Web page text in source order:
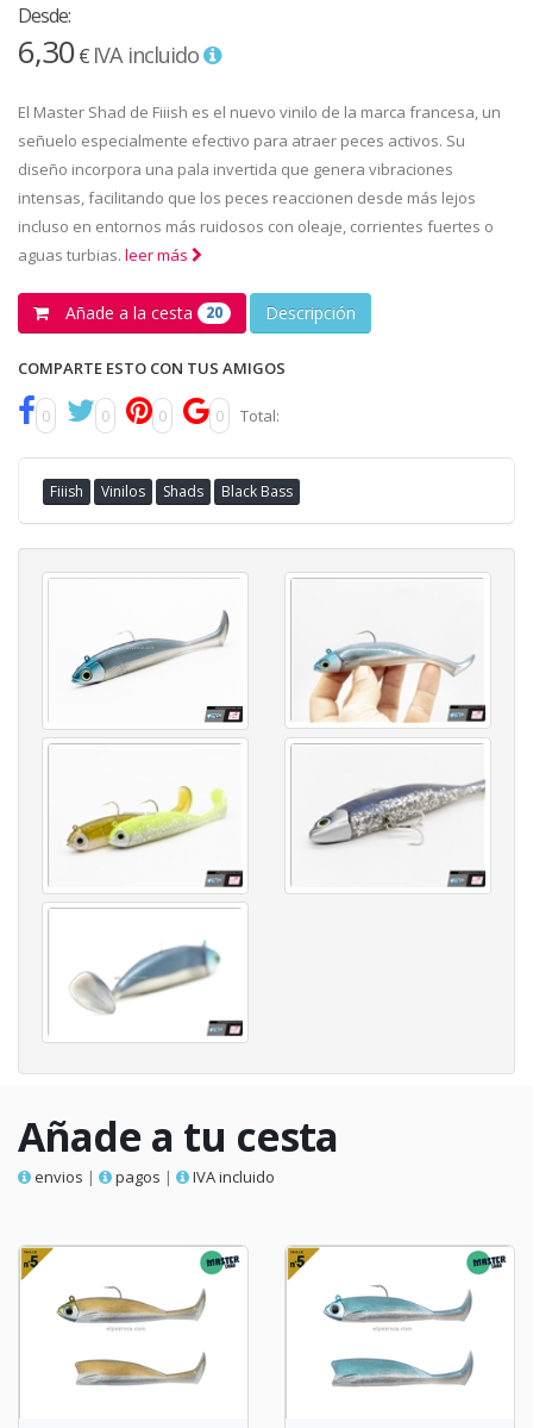
Desde:
6,30€ IVA incluido
El Master Shad de Fiiish es el nuevo vinilo de la marca francesa, un
señuelo especialmente efectivo para atraer peces activos. Su
diseño incorpora una pala invertida que genera vibraciones
intensas, facilitando que los peces reaccionen desde más lejos
incluso en entornos más ruidosos con oleaje, corrientes fuertes o
aguas turbias. leer más
Añade a la cesta 20 Descripción
COMPARTE ESTO CON TUS AMIGOS
0 0 0 0 Total:
Fiiish Vinilos Shads Black Bass
Añade a tu cesta
envios | pagos | IVA incluido